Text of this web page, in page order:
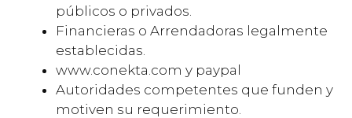
públicos o privados.
Financieras o Arrendadoras legalmente
establecidas.
www.conekta.com y paypal
Autoridades competentes que funden y
motiven su requerimiento.